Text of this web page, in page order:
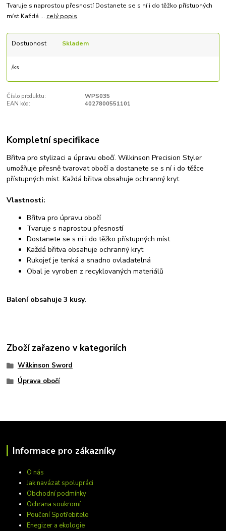
Tvaruje s naprostou přesností Dostanete se s ní i do těžko přístupných
míst Každá ... celý popis
Dostupnost Skladem
/ks
Číslo produktu:
WPS035
EAN kód:
4027800551101
Kompletní specifikace
Břitva pro stylizaci a úpravu obočí. Wilkinson Precision Styler
umožňuje přesně tvarovat obočí a dostanete se s ní i do těžce
přístupných míst. Každá břitva obsahuje ochranný kryt.
Vlastnosti:
Břitva pro úpravu obočí
Tvaruje s naprostou přesností
Dostanete se s ní i do těžko přístupných míst
Každá břitva obsahuje ochranný kryt
Rukojeť je tenká a snadno ovladatelná
Obal je vyroben z recyklovaných materiálů
Balení obsahuje 3 kusy.
Zboží zařazeno v kategoriích
Wilkinson Sword
Úprava obočí
Informace pro zákazníky
O nás
Jak navázat spolupráci
Obchodní podmínky
Ochrana soukromí
Poučení Spotřebitele
Enegizer a ekologie